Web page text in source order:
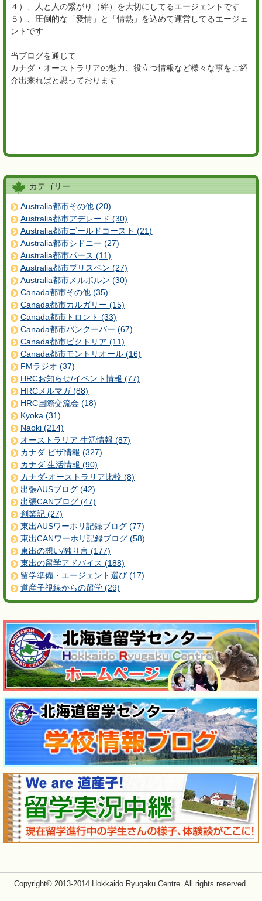
４）、人と人の繋がり（絆）を大切にしてるエージェントです
５）、圧倒的な「愛情」と「情熱」を込めて運営してるエージェ
ントです
当ブログを通じて
カナダ・オーストラリアの魅力、役立つ情報など様々な事をご紹
介出来ればと思っております
カテゴリー
Australia都市その他 (20)
Australia都市アデレード (30)
Australia都市ゴールドコースト (21)
Australia都市シドニー (27)
Australia都市パース (11)
Australia都市ブリスベン (27)
Australia都市メルボルン (30)
Canada都市その他 (35)
Canada都市カルガリー (15)
Canada都市トロント (33)
Canada都市バンクーバー (67)
Canada都市ビクトリア (11)
Canada都市モントリオール (16)
FMラジオ (37)
HRCお知らせ/イベント情報 (77)
HRCメルマガ (88)
HRC国際交流会 (18)
Kyoka (31)
Naoki (214)
オーストラリア 生活情報 (87)
カナダ ビザ情報 (327)
カナダ 生活情報 (90)
カナダ-オーストラリア比較 (8)
出張AUSブログ (42)
出張CANブログ (47)
創業記 (27)
東出AUSワーホリ記録ブログ (77)
東出CANワーホリ記録ブログ (58)
東出の想い/独り言 (177)
東出の留学アドバイス (188)
留学準備・エージェント選び (17)
道産子視線からの留学 (29)
Copyright© 2013-2014 Hokkaido Ryugaku Centre. All rights reserved.